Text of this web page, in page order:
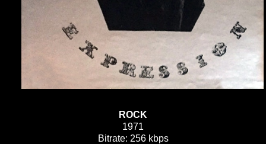
ROCK
1971
Bitrate: 256 kbps